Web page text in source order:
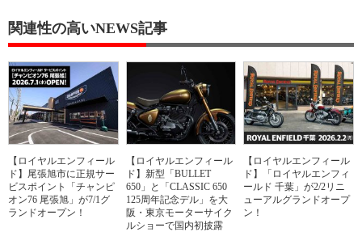
関連性の高いNEWS記事
【ロイヤルエンフィール
ド】尾張旭市に正規サー
ビスポイント「チャンピ
オン76 尾張旭」が7/1グ
ランドオープン！
【ロイヤルエンフィール
ド】新型「BULLET
650」と「CLASSIC 650
125周年記念デル」を大
阪・東京モーターサイク
ルショーで国内初披露
【ロイヤルエンフィール
ド】「ロイヤルエンフィ
ールド 千葉」が2/2リニ
ューアルグランドオープ
ン！